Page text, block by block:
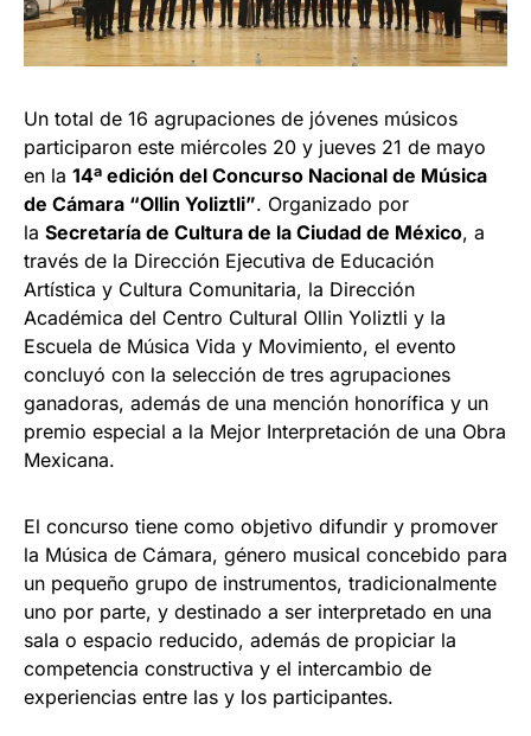
Un total de 16 agrupaciones de jóvenes músicos
participaron este miércoles 20 y jueves 21 de mayo
en la 14ª edición del Concurso Nacional de Música
de Cámara “Ollin Yoliztli”. Organizado por
la Secretaría de Cultura de la Ciudad de México, a
través de la Dirección Ejecutiva de Educación
Artística y Cultura Comunitaria, la Dirección
Académica del Centro Cultural Ollin Yoliztli y la
Escuela de Música Vida y Movimiento, el evento
concluyó con la selección de tres agrupaciones
ganadoras, además de una mención honorífica y un
premio especial a la Mejor Interpretación de una Obra
Mexicana.
El concurso tiene como objetivo difundir y promover
la Música de Cámara, género musical concebido para
un pequeño grupo de instrumentos, tradicionalmente
uno por parte, y destinado a ser interpretado en una
sala o espacio reducido, además de propiciar la
competencia constructiva y el intercambio de
experiencias entre las y los participantes.